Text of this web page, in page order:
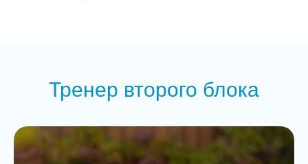
Тренер второго блока
ПРЕДВАРИТЕЛЬНАЯ
РЕГИСТРАЦИЯ